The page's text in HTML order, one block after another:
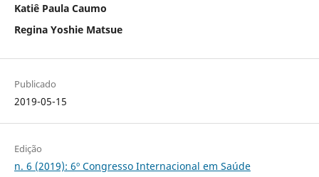
Katiê Paula Caumo
Regina Yoshie Matsue
Publicado
2019-05-15
Edição
n. 6 (2019): 6º Congresso Internacional em Saúde